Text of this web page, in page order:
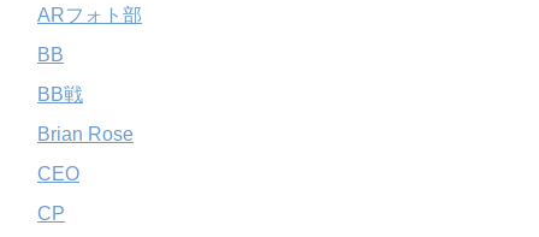
ARフォト部
BB
BB戦
Brian Rose
CEO
CP